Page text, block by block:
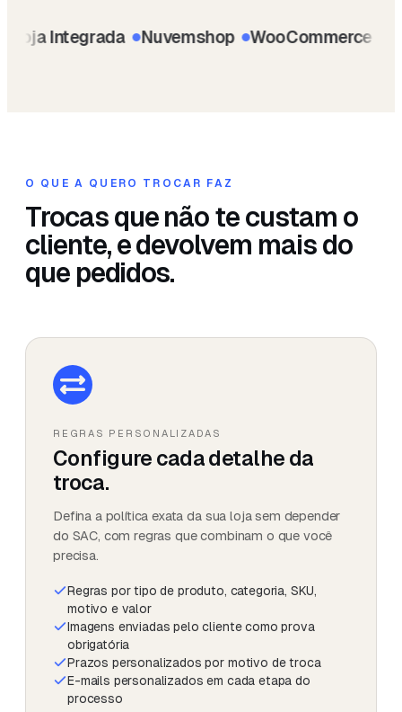
Integrada Nuvemshop WooCommerce
O QUE A QUERO TROCAR FAZ
Trocas que não te custam o
cliente, e devolvem mais do
que pedidos.
REGRAS PERSONALIZADAS
Configure cada detalhe da
troca.
Defina a política exata da sua loja sem depender
do SAC, com regras que combinam o que você
precisa.
Regras por tipo de produto, categoria, SKU,
motivo e valor
Imagens enviadas pelo cliente como prova
obrigatória
Prazos personalizados por motivo de troca
E-mails personalizados em cada etapa do
processo